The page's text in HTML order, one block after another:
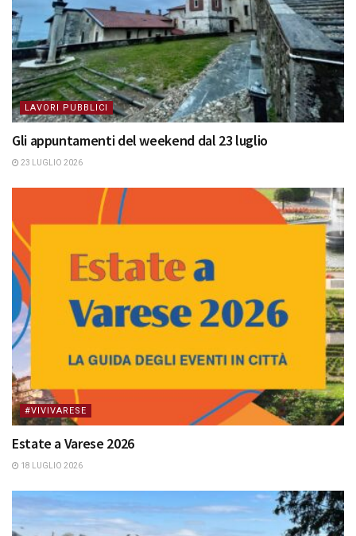
LAVORI PUBBLICI
Gli appuntamenti del weekend dal 23 luglio
23 LUGLIO 2026
#VIVIVARESE
Estate a Varese 2026
18 LUGLIO 2026